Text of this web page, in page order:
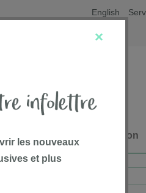
English
Liquidation
×
les nouveaux
et plus